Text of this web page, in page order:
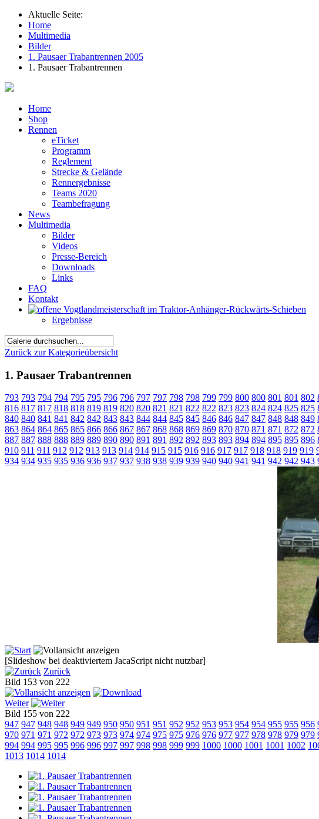
Aktuelle Seite:
Home
Multimedia
Bilder
1. Pausaer Trabantrennen 2005
1. Pausaer Trabantrennen
Home
Shop
Rennen
eTicket
Programm
Reglement
Strecke & Gelände
Rennergebnisse
Teams 2020
Teambefragung
News
Multimedia
Bilder
Videos
Presse-Bereich
Downloads
Links
FAQ
Kontakt
Ergebnisse
Zurück zur Kategorieübersicht
1. Pausaer Trabantrennen
793 793 794 794 795 795 796 796 797 797 798 798 799 799 800 800 801 801 802
816 817 817 818 818 819 819 820 820 821 821 822 822 823 823 824 824 825 825
840 840 841 841 842 842 843 843 844 844 845 845 846 846 847 847 848 848 849
863 864 864 865 865 866 866 867 867 868 868 869 869 870 870 871 871 872 872
887 887 888 888 889 889 890 890 891 891 892 892 893 893 894 894 895 895 896
910 911 911 912 912 913 913 914 914 915 915 916 916 917 917 918 918 919 919
934 934 935 935 936 936 937 937 938 938 939 939 940 940 941 941 942 942 943
[Slideshow bei deaktiviertem JacaScript nicht nutzbar]
Zurück
Bild 153 von 222
Weiter
Bild 155 von 222
947 947 948 948 949 949 950 950 951 951 952 952 953 953 954 954 955 955 956
970 971 971 972 972 973 973 974 974 975 975 976 976 977 977 978 978 979 979
994 994 995 995 996 996 997 997 998 998 999 999 1000 1000 1001 1001 1002
1013 1014 1014